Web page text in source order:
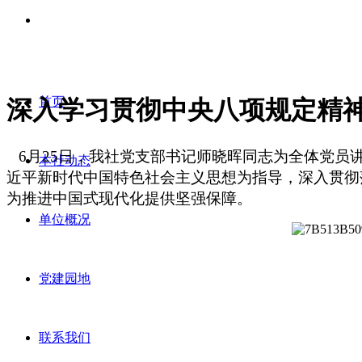
首页
本社动态
单位概况
党建园地
联系我们
深入学习贯彻中央八项规定精
6月25日，我社党支部书记师晓晖同志为全体党员
近平新时代中国特色社会主义思想为指导，深入贯
为推进中国式现代化提供坚强保障。